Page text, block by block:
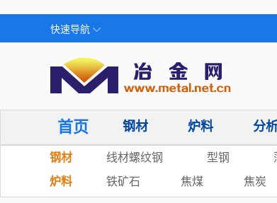
快速导航
首页 钢材 炉料 分
钢材 线材螺纹钢 型钢
炉料
铁矿石 焦煤 焦炭